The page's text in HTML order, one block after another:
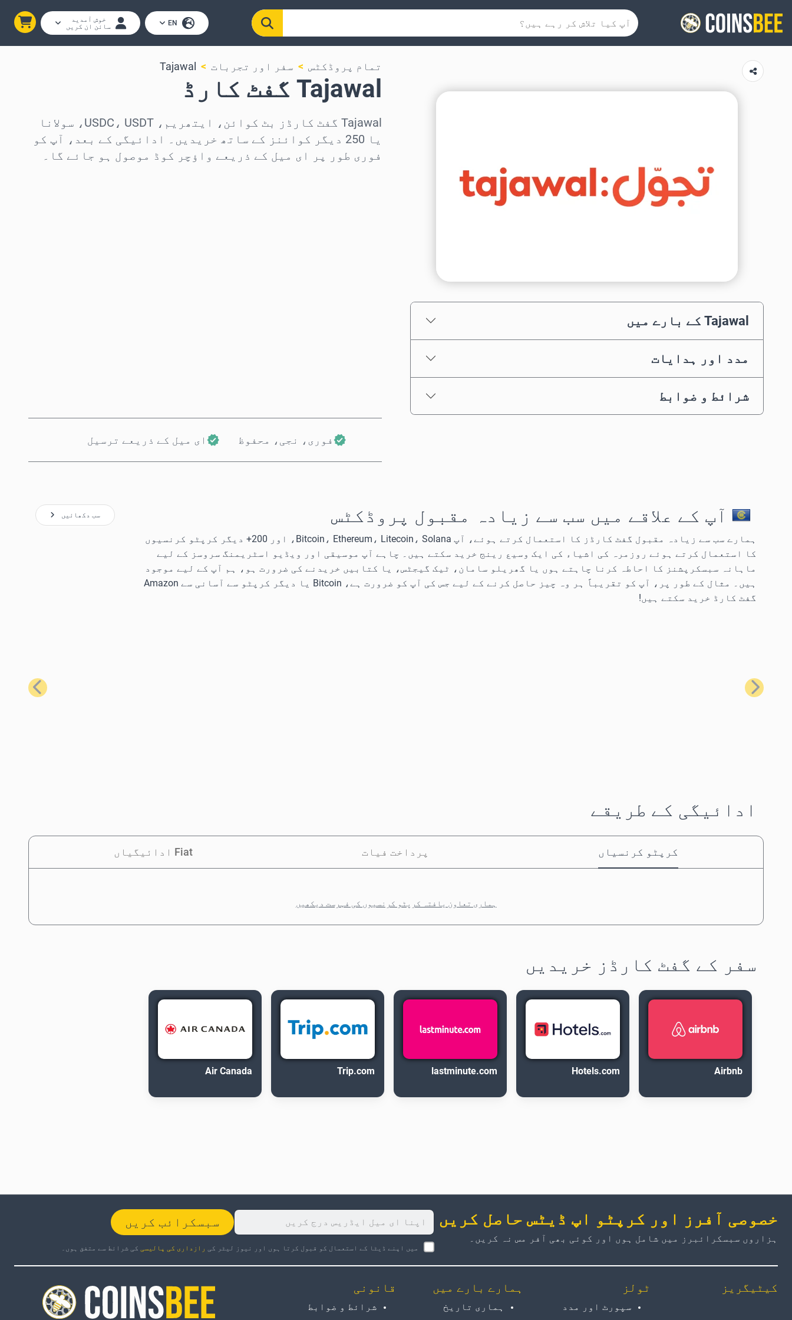
EN
خوش آمدید
سائن ان کریں
Tajawal کے بارے میں
مدد اور ہدایات
شرائط و ضوابط
تمام پروڈکٹس سفر اور تجربات Tajawal
Tajawal گفٹ کارڈ
Tajawal گفٹ کارڈز بٹ کوائن، ایتھریم، USDC، USDT، سولانا
یا 250 دیگر کوائنز کے ساتھ خریدیں۔ ادائیگی کے بعد، آپ کو
فوری طور پر ای میل کے ذریعے واؤچر کوڈ موصول ہو جائے گا۔
فوری، نجی، محفوظ ای میل کے ذریعے ترسیل
آپ کے علاقے میں سب سے زیادہ مقبول پروڈکٹس
ہمارے سب سے زیادہ مقبول گفٹ کارڈز کا استعمال کرتے ہوئے، آپ Bitcoin، Ethereum، Litecoin، Solana، اور 200+ دیگر کرپٹو کرنسیوں
کا استعمال کرتے ہوئے روزمرہ کی اشیاء کی ایک وسیع رینج خرید سکتے ہیں۔ چاہے آپ موسیقی اور ویڈیو اسٹریمنگ سروسز کے لیے
ماہانہ سبسکرپشنز کا احاطہ کرنا چاہتے ہوں یا گھریلو سامان، ٹیک گیجٹس، یا کتابیں خریدنے کی ضرورت ہو، ہم آپ کے لیے موجود
ہیں۔ مثال کے طور پر، آپ کو تقریباً ہر وہ چیز حاصل کرنے کے لیے جس کی آپ کو ضرورت ہے، Bitcoin یا دیگر کرپٹو سے آسانی سے Amazon
گفٹ کارڈ خرید سکتے ہیں!
سب دکھائیں
پچھلا اگلا
ادائیگی کے طریقے
کرپٹو کرنسیاں پرداخت فیات Fiat ادائیگیاں
ہماری تعاون یافتہ کرپٹو کرنسیوں کی فہرست دیکھیں
سفر کے گفٹ کارڈز خریدیں
Airbnb
Hotels.com
lastminute.com
Trip.com
Air Canada
خصوصی آفرز اور کرپٹو اپ ڈیٹس حاصل کریں
ہزاروں سبسکرائبرز میں شامل ہوں اور کوئی بھی آفر مس نہ کریں۔
سبسکرائب کریں
میں اپنے ڈیٹا کے استعمال کو قبول کرتا ہوں اور نیوز لیٹر کی رازداری کی پالیسیکی شرائط سے متفق ہوں۔
کیٹیگریز ٹولز
سپورٹ اور مدد
ہمارے بارے میں
ہماری تاریخ
قانونی
شرائط و ضوابط